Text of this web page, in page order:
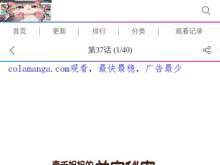
首页 更新 排行 分类 观看记录
第37话 (1/40)